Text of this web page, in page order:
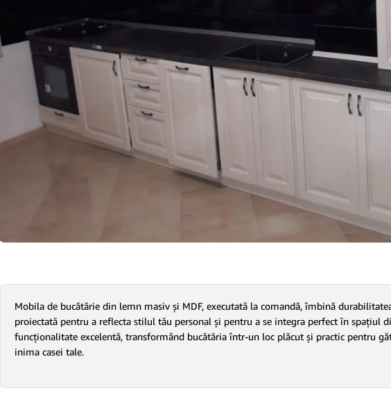
Mobila de bucătărie din lemn masiv și MDF, executată la comandă, îmbină
proiectată pentru a reflecta stilul tău personal și pentru a se integra perfect în
funcționalitate excelentă, transformând bucătăria într-un loc plăcut și practic pentru
inima casei tale.